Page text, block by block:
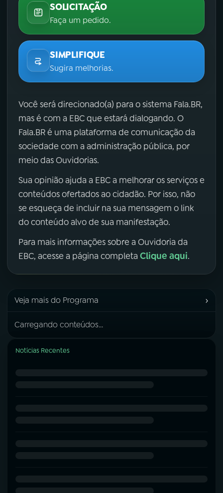
SOLICITAÇÃO
Faça um pedido.
SIMPLIFIQUE
Sugira melhorias.
Você será direcionado(a) para o sistema Fala.BR,
mas é com a EBC que estará dialogando. O
Fala.BR é uma plataforma de comunicação da
sociedade com a administração pública, por
meio das Ouvidorias.
Sua opinião ajuda a EBC a melhorar os serviços e
conteúdos ofertados ao cidadão. Por isso, não
se esqueça de incluir na sua mensagem o link
do conteúdo alvo de sua manifestação.
Para mais informações sobre a Ouvidoria da
EBC, acesse a página completa Clique aqui.
Veja mais do Programa ›
Carregando conteúdos...
Notícias Recentes